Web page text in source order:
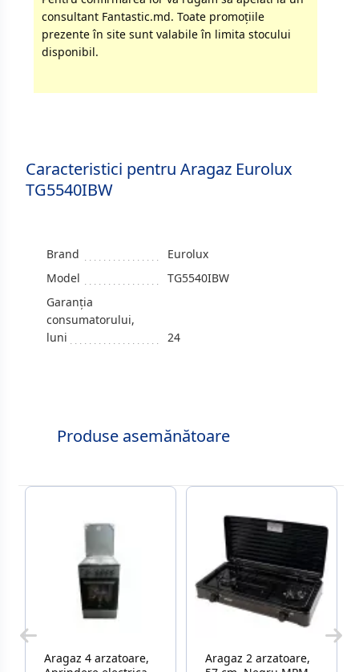
consultant Fantastic.md. Toate promoţiile
prezente în site sunt valabile în limita stocului
disponibil.
Caracteristici pentru Aragaz Eurolux
TG5540IBW
Brand
Eurolux
Model
TG5540IBW
Garanția
consumatorului,
luni
24
Produse asemănătoare
Aragaz 4 arzatoare,
Aragaz 2 arzatoare,